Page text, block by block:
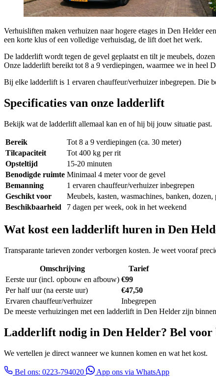
Verhuisliften maken verhuizen naar hogere etages in Den Helder
een korte klus of een volledige verhuisdag, de lift doet het werk.
De ladderlift wordt tegen de gevel geplaatst en tilt je meubels,
Onze ladderlift bereikt tot 8 a 9 verdiepingen, waarmee we in heel
Bij elke ladderlift is 1 ervaren chauffeur/verhuizer inbegrepen. Die
Specificaties van onze ladderlift
Bekijk wat de ladderlift allemaal kan en of hij bij jouw situatie past.
Bereik
Tot 8 a 9 verdiepingen (ca. 30 meter)
Tilcapaciteit
Tot 400 kg per rit
Opsteltijd
15-20 minuten
Benodigde ruimte Minimaal 4 meter voor de gevel
Bemanning
1 ervaren chauffeur/verhuizer inbegrepen
Geschikt voor
Meubels, kasten, wasmachines, banken, dozen,
Beschikbaarheid
7 dagen per week, ook in het weekend
Wat kost een ladderlift huren in Den
Transparante tarieven zonder verborgen kosten. Je weet vooraf
Omschrijving
Tarief
Eerste uur (incl. opbouw en afbouw) €99
Per half uur (na eerste uur)
€47,50
Ervaren chauffeur/verhuizer
Inbegrepen
De meeste verhuizingen met een ladderlift in Den Helder zijn
Ladderlift nodig in Den Helder? Bel voor
We vertellen je direct wanneer we kunnen komen en wat het kost.
Bel ons: 0223-794020 App ons via WhatsApp